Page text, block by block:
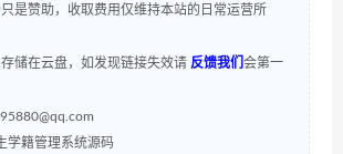
是赞助，收取费用仅维持本站的日常运营所
储在云盘，如发现链接失效请 反馈我们 会第一
学籍管理系统源码